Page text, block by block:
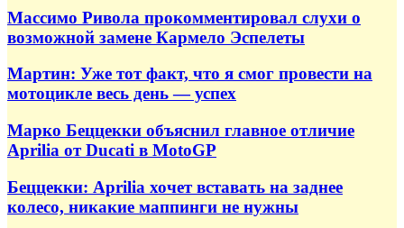
Массимо Ривола прокомментировал слухи о
возможной замене Кармело Эспелеты
Мартин: Уже тот факт, что я смог провести на
мотоцикле весь день — успех
Марко Беццекки объяснил главное отличие
Aprilia от Ducati в MotoGP
Беццекки: Aprilia хочет вставать на заднее
колесо, никакие маппинги не нужны